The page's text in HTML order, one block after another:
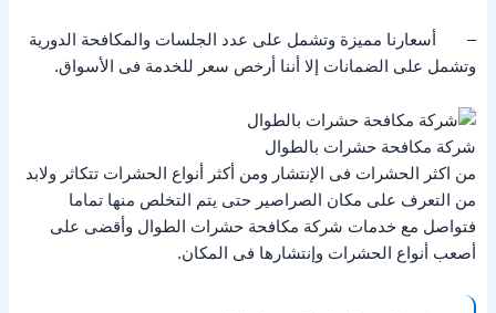
– أسعارنا مميزة وتشمل على عدد الجلسات والمكافحة الدورية
وتشمل على الضمانات إلا أننا أرخص سعر للخدمة فى الأسواق.
شركة مكافحة حشرات بالطوال
من اكثر الحشرات فى الإنتشار ومن أكثر أنواع الحشرات تتكاثر ولابد
من التعرف على مكان الصراصير حتى يتم التخلص منها تماما
فتواصل مع خدمات شركة مكافحة حشرات الطوال وأقضى على
أصعب أنواع الحشرات وإنتشارها فى المكان.